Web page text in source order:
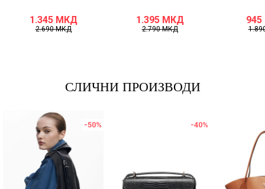
1.345 МКД
2.690МКД
1.395 МКД
2.790МКД
945
СЛИЧНИ ПРОИЗВОДИ
-50% -40%